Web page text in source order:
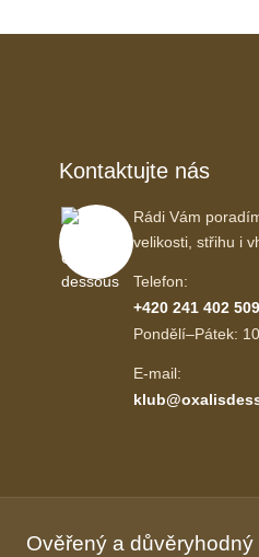
Kontaktujte nás
Rádi Vám
velikosti, střihu i
Telefon:
+420 241 402 509
Pondělí–Pátek:
E-mail:
Ověřený a důvěryhodný